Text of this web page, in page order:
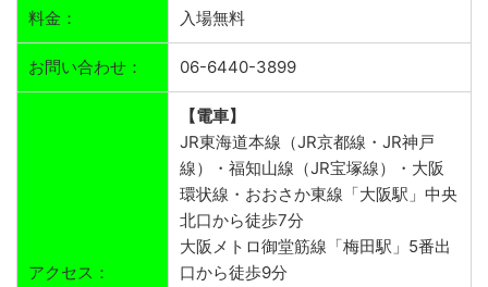
料金： 入場無料
お問い合わせ： 06-6440-3899
アクセス：
【電車】
JR東海道本線（JR京都線・JR神戸
線）・福知山線（JR宝塚線）・大阪
環状線・おおさか東線「大阪駅」中央
北口から徒歩7分
大阪メトロ御堂筋線「梅田駅」5番出
口から徒歩9分